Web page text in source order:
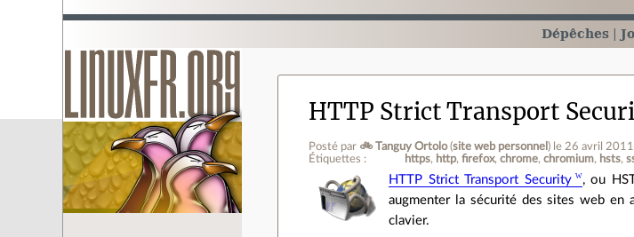
Dépêches
HTTP Strict Transport
Posté par 🚲 Tanguy Ortolo(site web personnel ) le 26 avril
Étiquettes :
https http firefox chrome chromium hsts
HTTP Strict Transport Security , ou
augmenter la sécurité des sites web
clavier.